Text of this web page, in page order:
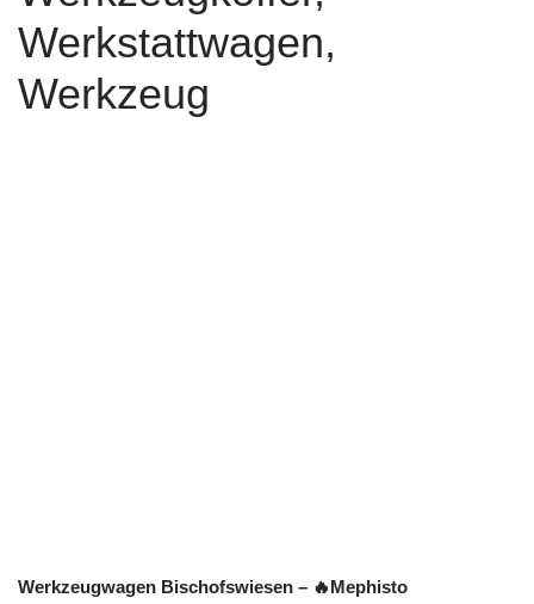
Werkstattwagen,
Werkzeug
Werkzeugwagen Bischofswiesen – 🔥Mephisto